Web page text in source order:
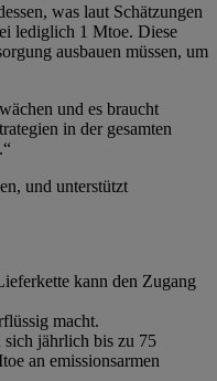
was laut Schätzungen
lediglich 1 Mtoe. Diese
ausbauen müssen, um
und es braucht
in der gesamten
und unterstützt
kann den Zugang
macht.
jährlich bis zu 75
an emissionsarmen